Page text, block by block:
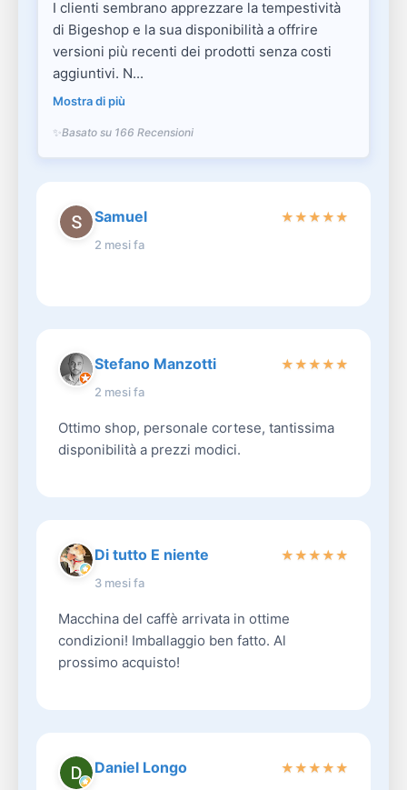
I clienti sembrano apprezzare la tempestività
di Bigeshop e la sua disponibilità a offrire
versioni più recenti dei prodotti senza costi
aggiuntivi. N...
Mostra di più
Basato su 166 Recensioni
Samuel
2 mesi fa
★★★★★
Stefano Manzotti
2 mesi fa
★★★★★
Ottimo shop, personale cortese, tantissima
disponibilità a prezzi modici.
Di tutto E niente
3 mesi fa
★★★★★
Macchina del caffè arrivata in ottime
condizioni! Imballaggio ben fatto. Al
prossimo acquisto!
Daniel Longo ★★★★★